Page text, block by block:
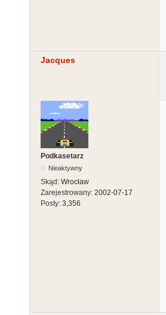
Jacques
Podkasetarz
Nieaktywny
Skąd: Wrocław
Zarejestrowany: 2002-07-17
Posty: 3,356